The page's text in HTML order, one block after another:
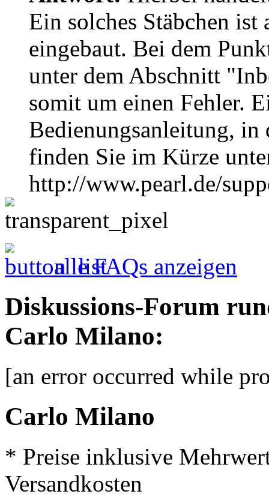
Ein solches Stäbchen ist
eingebaut. Bei dem
unter dem Abschnitt
somit um einen Fehler.
Bedienungsanleitung, in
finden Sie im Kürze
http://www.pearl.de/
alle FAQs anzeigen
Diskussions-Forum
Carlo Milano:
[an error occurred while
Carlo Milano
* Preise inklusive
Versandkosten